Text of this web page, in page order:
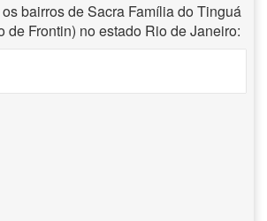
bairros de Sacra Família do Tinguá
de Frontin) no estado Rio de Janeiro: